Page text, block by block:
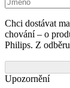
Chci dostávat
chování – o
Philips. Z
Upozornění